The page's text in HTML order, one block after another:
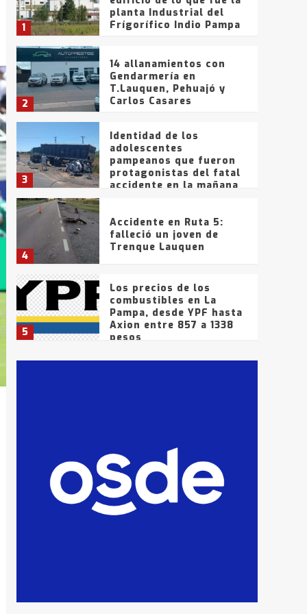
1
planta Industrial del
Frígorífico Indio Pampa
2
14 allanamientos con
Gendarmería en
T.Lauquen, Pehuajó y
Carlos Casares
3
Identidad de los
adolescentes
pampeanos que fueron
protagonistas del fatal
accidente en la mañana
4
Accidente en Ruta 5:
falleció un joven de
Trenque Lauquen
5
Los precios de los
combustibles en La
Pampa, desde YPF hasta
Axion entre 857 a 1338
pesos
La Bolsa de Cereales de
que intentaron evadir a
la Policía fueron
detenidos por
comercialización de
drogas en la tarde del
sábado